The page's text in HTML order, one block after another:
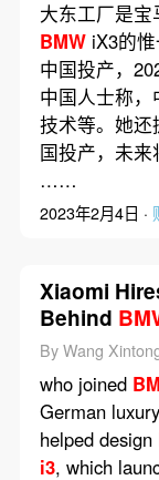
大东工厂是
BMWiX3的惟
中国投产，
中国人士称，
技术等。她还
国投产，未来
……
2023年2月4日 ·
Xiaomi
Behind
By Wang
who joined
German
helped design
i3, which